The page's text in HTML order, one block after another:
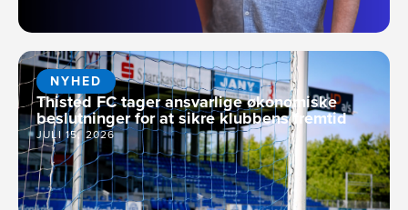
NYHED
Thisted FC tager ansvarlige økonomiske
beslutninger for at sikre klubbens fremtid
JULI 15, 2026